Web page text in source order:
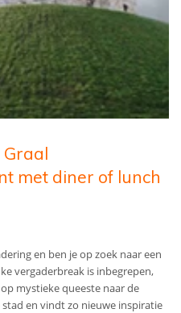
Graal
met diner of lunch
en ben je op zoek naar een
vergaderbreak is inbegrepen,
mystieke queeste naar de
en vindt zo nieuwe inspiratie